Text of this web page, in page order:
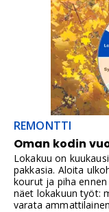
puhdistettavuus
Lattiaan jää
sovittaa
REMONTTI
Oman kodin
Lokakuu on
pakkasia. Aloita
kourut ja piha
näet lokakuun työt:
varata